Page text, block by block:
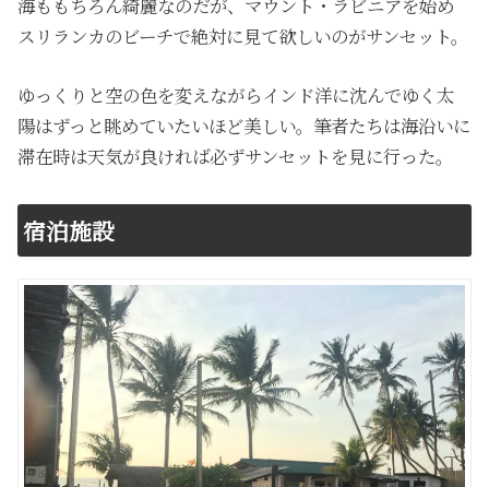
スリランカのビーチで絶対に見て欲しいのがサンセット。
ゆっくりと空の色を変えながらインド洋に沈んでゆく太
陽はずっと眺めていたいほど美しい。筆者たちは海沿いに
滞在時は天気が良ければ必ずサンセットを見に行った。
宿泊施設